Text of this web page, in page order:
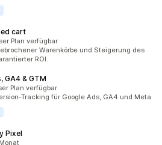
cart
Plan verfügbar
Warenkörbe und Steigerung des
ROI.
GA4 & GTM
Plan verfügbar
Tracking für Google Ads, GA4 und Meta
Pixel